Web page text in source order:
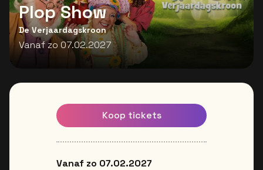
Plop Show
De Verjaardagskroon
Vanaf zo 07.02.2027
Koop tickets
Vanaf zo 07.02.2027